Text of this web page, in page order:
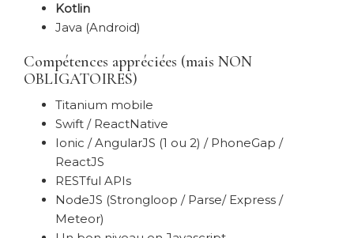
Kotlin
Java (Android)
Compétences appréciées (mais NON
OBLIGATOIRES)
Titanium mobile
Swift / ReactNative
Ionic / AngularJS (1 ou 2) / PhoneGap /
ReactJS
RESTful APIs
NodeJS (Strongloop / Parse/ Express /
Meteor)